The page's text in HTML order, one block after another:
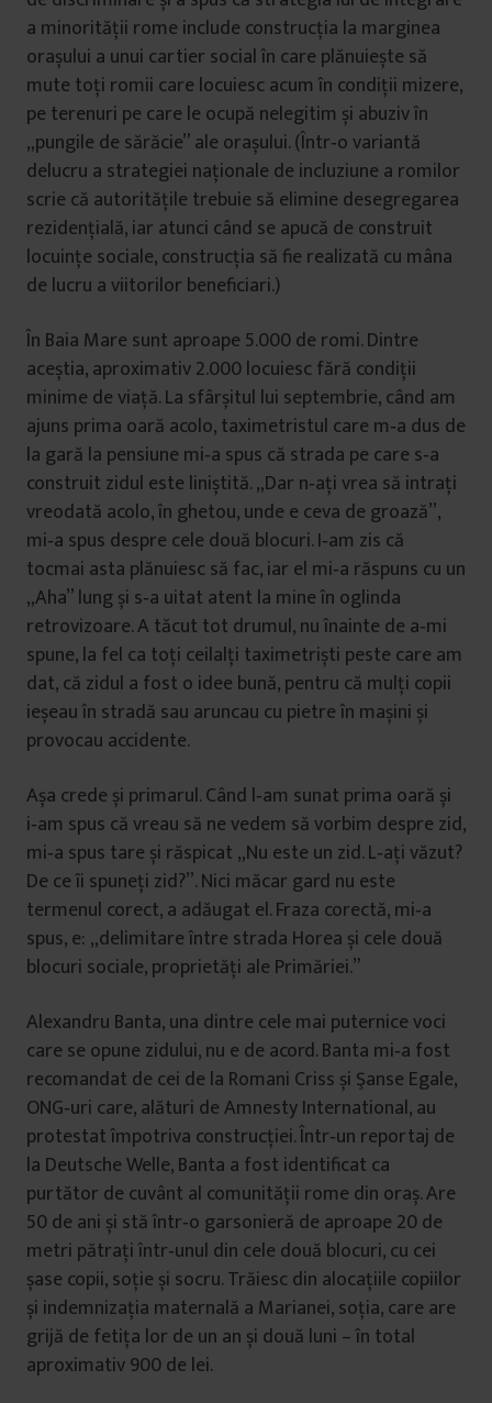
a minorității rome include construcția la marginea
orașului a unui cartier social în care plănuiește să
mute toți romii care locuiesc acum în condiții mizere,
pe terenuri pe care le ocupă nelegitim și abuziv în
„pungile de sărăcie” ale orașului. (Într‑o variantă
delucru a strategiei naționale de incluziune a romilor
scrie că autoritățile trebuie să elimine desegregarea
rezidențială, iar atunci când se apucă de construit
locuințe sociale, construcția să fie realizată cu mâna
de lucru a viitorilor beneficiari.)
În Baia Mare sunt aproape 5.000 de romi. Dintre
aceștia, aproximativ 2.000 locuiesc fără condiții
minime de viață. La sfârșitul lui septembrie, când am
ajuns prima oară acolo, taximetristul care m‑a dus de
la gară la pensiune mi‑a spus că strada pe care s‑a
construit zidul este liniștită. „Dar n‑ați vrea să intrați
vreodată acolo, în ghetou, unde e ceva de groază”,
mi‑a spus despre cele două blocuri. I‑am zis că
tocmai asta plănuiesc să fac, iar el mi‑a răspuns cu un
„Aha” lung și s‑a uitat atent la mine în oglinda
retrovizoare. A tăcut tot drumul, nu înainte de a‑mi
spune, la fel ca toți ceilalți taximetriști peste care am
dat, că zidul a fost o idee bună, pentru că mulți copii
ieșeau în stradă sau aruncau cu pietre în mașini și
provocau accidente.
Așa crede și primarul. Când l‑am sunat prima oară și
i‑am spus că vreau să ne vedem să vorbim despre zid,
mi‑a spus tare și răspicat „Nu este un zid. L‑ați văzut?
De ce îi spuneți zid?”. Nici măcar gard nu este
termenul corect, a adăugat el. Fraza corectă, mi‑a
spus, e: „delimitare între strada Horea și cele două
blocuri sociale, proprietăți ale Primăriei.”
Alexandru Banta, una dintre cele mai puternice voci
care se opune zidului, nu e de acord. Banta mi‑a fost
recomandat de cei de la Romani Criss și Şanse Egale,
ONG‑uri care, alături de Amnesty International, au
protestat împotriva construcției. Într‑un reportaj de
la Deutsche Welle, Banta a fost identificat ca
purtător de cuvânt al comunității rome din oraș. Are
50 de ani și stă într‑o garsonieră de aproape 20 de
metri pătrați într‑unul din cele două blocuri, cu cei
șase copii, soție și socru. Trăiesc din alocațiile copiilor
și indemnizația maternală a Marianei, soția, care are
grijă de fetița lor de un an și două luni – în total
aproximativ 900 de lei.